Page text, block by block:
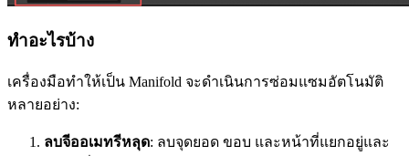
ทำอะไรบ้าง
เครื่องมือทำให้เป็น Manifold จะดำเนินการซ่อมแซมอัตโนมัติ
หลายอย่าง:
ลบจีออเมทรีหลุด: ลบจุดยอด ขอบ และหน้าที่แยกอยู่และ